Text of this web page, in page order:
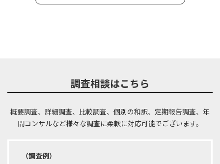
調査相談はこちら
概要調査、詳細調査、比較調査、個別の和訳、定期報告調査、年
間コンサルなど様々な調査に柔軟に対応可能でございます。
（調査例）